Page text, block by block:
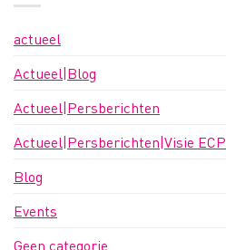
actueel
Actueel|Blog
Actueel|Persberichten
Actueel|Persberichten|Visie ECP
Blog
Events
Geen categorie